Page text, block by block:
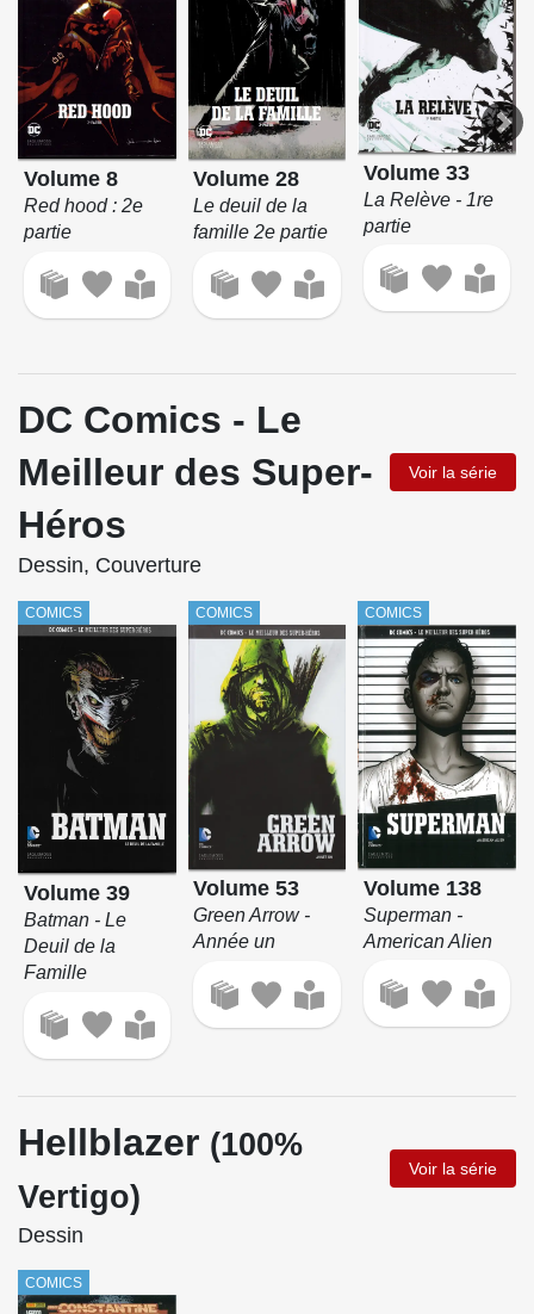
Volume 8
Red hood : 2e
partie
Volume 28
Le deuil de la
famille 2e partie
Volume 33
La Relève - 1re
partie
DC Comics - Le
Meilleur des Super-
Héros
Voir la série
Dessin, Couverture
COMICS
Volume 39
Batman - Le
Deuil de la
Famille
COMICS
Volume 53
Green Arrow -
Année un
COMICS
Volume 138
Superman -
American Alien
Hellblazer (100%
Vertigo)
Voir la série
Dessin
COMICS